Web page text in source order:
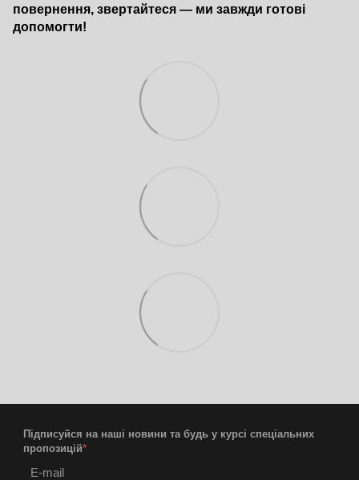
повернення, звертайтеся — ми завжди готові
допомогти!
Підписуйся на наші новини та будь у курсі спеціальних
пропозицій*